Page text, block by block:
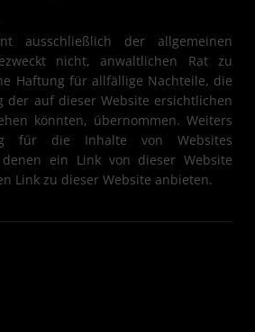
ausschließlich der allgemeinen
nicht, anwaltlichen Rat zu
Haftung für allfällige Nachteile, die
der auf dieser Website ersichtlichen
könnten, übernommen. Weiters
für die Inhalte von Websites
denen ein Link von dieser Website
Link zu dieser Website anbieten.